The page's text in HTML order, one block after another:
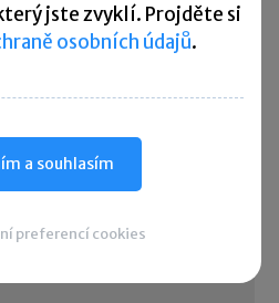
odeslaném řádném měsíčním
nebo potřebujete ve mzdách
jste zvyklí. Projděte si
osobních údajů.
a souhlasím
preferencí cookies